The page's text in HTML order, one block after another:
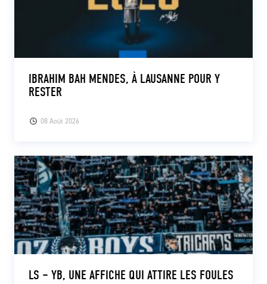
08 Août 2026
IBRAHIM BAH MENDES, À LAUSANNE POUR Y
RESTER
LS – YB, UNE AFFICHE QUI ATTIRE LES FOULES